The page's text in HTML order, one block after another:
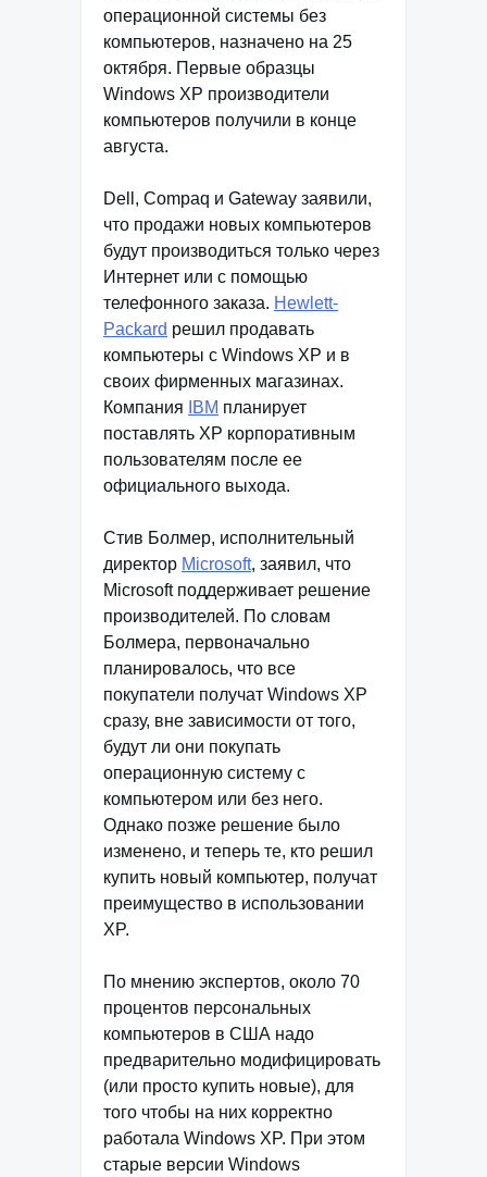
операционной системы без
компьютеров, назначено на 25
октября. Первые образцы
Windows XP производители
компьютеров получили в конце
августа.
Dell, Compaq и Gateway заявили,
что продажи новых компьютеров
будут производиться только через
Интернет или с помощью
телефонного заказа. Hewlett-
Packard решил продавать
компьютеры с Windows XP и в
своих фирменных магазинах.
Компания
IBM планирует
поставлять XP корпоративным
пользователям после ее
официального выхода.
Стив Болмер, исполнительный
директор Microsoft, заявил, что
Microsoft поддерживает решение
производителей. По словам
Болмера, первоначально
планировалось, что все
покупатели получат Windows XP
сразу, вне зависимости от того,
будут ли они покупать
операционную систему с
компьютером или без него.
Однако позже решение было
изменено, и теперь те, кто решил
купить новый компьютер, получат
преимущество в использовании
XP.
По мнению экспертов, около 70
процентов персональных
компьютеров в США надо
предварительно модифицировать
(или просто купить новые), для
того чтобы на них корректно
работала Windows XP. При этом
старые версии Windows